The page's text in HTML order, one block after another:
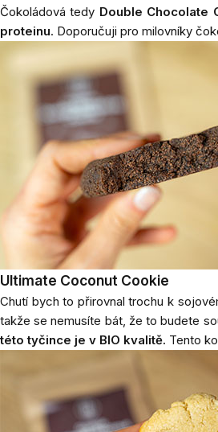
Čokoládová tedy Double Chocolate
proteinu. Doporučuji pro milovníky
Ultimate Coconut Cookie
Chutí bych to přirovnal trochu k
takže se nemusíte bát, že to budete
této tyčince je v BIO kvalitě. Tento